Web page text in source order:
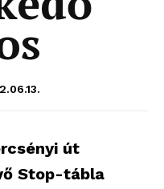
út
Stop-tábla